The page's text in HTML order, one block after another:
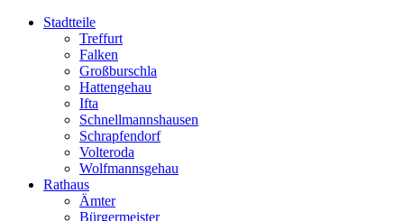
Stadtteile
Treffurt
Falken
Großburschla
Hattengehau
Ifta
Schnellmannshausen
Schrapfendorf
Volteroda
Wolfmannsgehau
Rathaus
Ämter
Bürgermeister